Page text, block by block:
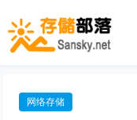
网络存储